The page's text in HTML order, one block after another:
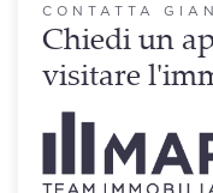
CONTATTA
Chiedi un
visitare